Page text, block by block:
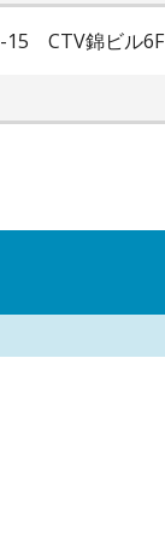
15 CTV錦ビル6F